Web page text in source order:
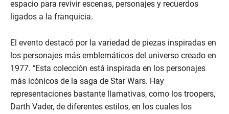
espacio para revivir escenas, personajes y recuerdos
ligados a la franquicia.
El evento destacó por la variedad de piezas inspiradas en
los personajes más emblemáticos del universo creado en
1977. “Esta colección está inspirada en los personajes
más icónicos de la saga de Star Wars. Hay
representaciones bastante llamativas, como los troopers,
Darth Vader, de diferentes estilos, en los cuales los